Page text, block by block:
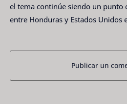
el tema continúe siendo un punto
entre Honduras y Estados Unidos
Publicar un